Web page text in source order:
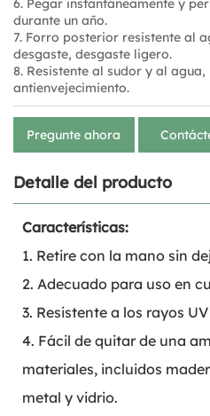
6. Pegar instantáneamente y
durante un año.
7. Forro posterior resistente al
desgaste, desgaste ligero.
8. Resistente al sudor y al
antienvejecimiento.
Pregunte ahora
Detalle del producto
Características:
1. Retire con la mano sin
2. Adecuado para uso en
3. Resistente a los rayos
4. Fácil de quitar de una
materiales, incluidos
metal y vidrio.